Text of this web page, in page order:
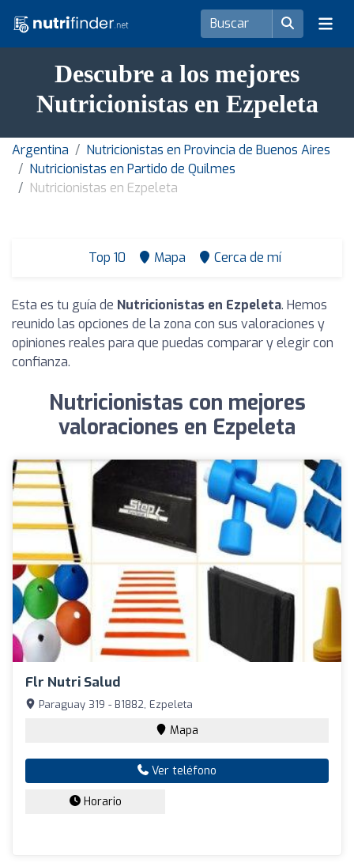
Descubre a los mejores
Nutricionistas en Ezpeleta
Argentina
Nutricionistas en Provincia de Buenos Aires
Nutricionistas en Partido de Quilmes
Nutricionistas en Ezpeleta
Top 10 Mapa Cerca de mí
Esta es tu guía de Nutricionistas en Ezpeleta. Hemos
reunido las opciones de la zona con sus valoraciones y
opiniones reales para que puedas comparar y elegir con
confianza.
Nutricionistas con mejores
valoraciones en Ezpeleta
Flr Nutri Salud
Paraguay 319 - B1882, Ezpeleta
Mapa
Ver teléfono
Horario